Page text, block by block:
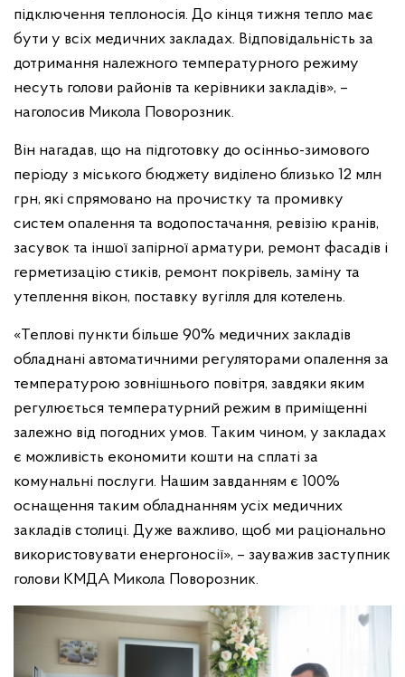
підключення теплоносія. До кінця тижня тепло має
бути у всіх медичних закладах. Відповідальність за
дотримання належного температурного режиму
несуть голови районів та керівники закладів», –
наголосив Микола Поворозник.
Він нагадав, що на підготовку до осінньо-зимового
періоду з міського бюджету виділено близько 12 млн
грн, які спрямовано на прочистку та промивку
систем опалення та водопостачання, ревізію кранів,
засувок та іншої запірної арматури, ремонт фасадів і
герметизацію стиків, ремонт покрівель, заміну та
утеплення вікон, поставку вугілля для котелень.
«Теплові пункти більше 90% медичних закладів
обладнані автоматичними регуляторами опалення за
температурою зовнішнього повітря, завдяки яким
регулюється температурний режим в приміщенні
залежно від погодних умов. Таким чином, у закладах
є можливість економити кошти на сплаті за
комунальні послуги. Нашим завданням є 100%
оснащення таким обладнанням усіх медичних
закладів столиці. Дуже важливо, щоб ми раціонально
використовувати енергоносії», – зауважив заступник
голови КМДА Микола Поворозник.